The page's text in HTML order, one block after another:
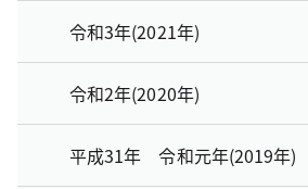
令和3年(2021年)
令和2年(2020年)
平成31年 令和元年(2019年)